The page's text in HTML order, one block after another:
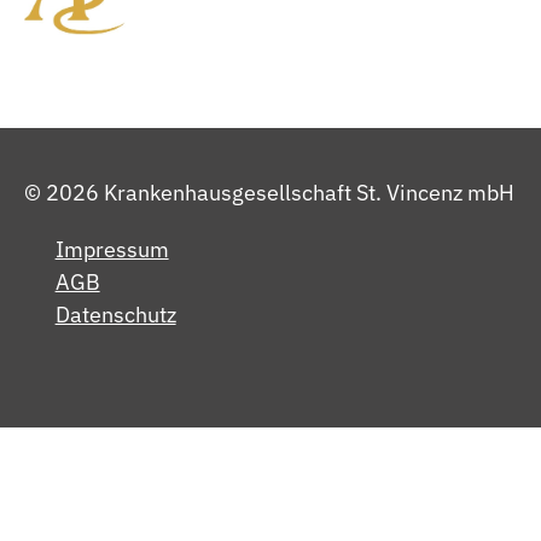
Niere, Blase, Prostata
Traineeprogramm
Krankenhauszukunftsgesetz
© 2026 Krankenhausgesellschaft St. Vincenz mbH
Impressum
AGB
Datenschutz